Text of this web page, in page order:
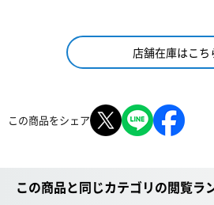
店舗在庫はこち
この商品をシェア
この商品と同じカテゴリの閲覧ラ